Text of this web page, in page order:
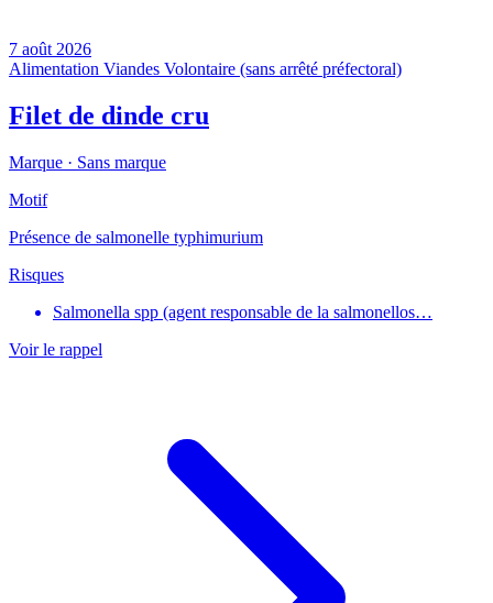
7 août 2026
Alimentation Viandes Volontaire (sans arrêté préfectoral)
Filet de dinde cru
Marque · Sans marque
Motif
Présence de salmonelle typhimurium
Risques
Salmonella spp (agent responsable de la salmonellos…
Voir le rappel